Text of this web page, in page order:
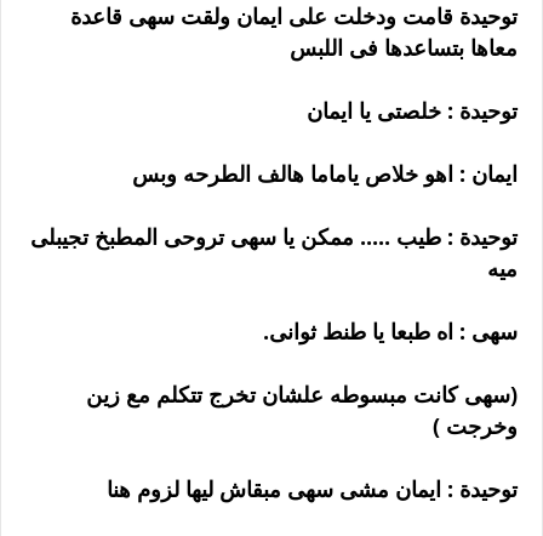
توحيدة قامت ودخلت على ايمان ولقت سهى قاعدة
معاها بتساعدها فى اللبس
توحيدة : خلصتى يا ايمان
ايمان : اهو خلاص ياماما هالف الطرحه وبس
توحيدة : طيب ..... ممكن يا سهى تروحى المطبخ تجيبلى
ميه
سهى : اه طبعا يا طنط ثوانى.
(سهى كانت مبسوطه علشان تخرج تتكلم مع زين
وخرجت )
توحيدة : ايمان مشى سهى مبقاش ليها لزوم هنا